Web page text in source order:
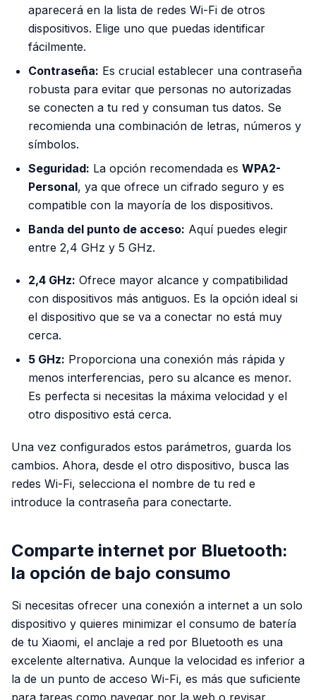
aparecerá en la lista de redes Wi-Fi de otros
dispositivos. Elige uno que puedas identificar
fácilmente.
Contraseña: Es crucial establecer una contraseña
robusta para evitar que personas no autorizadas
se conecten a tu red y consuman tus datos. Se
recomienda una combinación de letras, números y
símbolos.
Seguridad: La opción recomendada es WPA2-
Personal, ya que ofrece un cifrado seguro y es
compatible con la mayoría de los dispositivos.
Banda del punto de acceso: Aquí puedes elegir
entre 2,4 GHz y 5 GHz.
2,4 GHz: Ofrece mayor alcance y compatibilidad
con dispositivos más antiguos. Es la opción ideal si
el dispositivo que se va a conectar no está muy
cerca.
5 GHz: Proporciona una conexión más rápida y
menos interferencias, pero su alcance es menor.
Es perfecta si necesitas la máxima velocidad y el
otro dispositivo está cerca.
Una vez configurados estos parámetros, guarda los
cambios. Ahora, desde el otro dispositivo, busca las
redes Wi-Fi, selecciona el nombre de tu red e
introduce la contraseña para conectarte.
Comparte internet por Bluetooth:
la opción de bajo consumo
Si necesitas ofrecer una conexión a internet a un solo
dispositivo y quieres minimizar el consumo de batería
de tu Xiaomi, el anclaje a red por Bluetooth es una
excelente alternativa. Aunque la velocidad es inferior a
la de un punto de acceso Wi-Fi, es más que suficiente